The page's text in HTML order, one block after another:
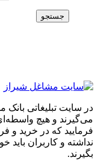
جستجو
در سایت تبلیغاتی
می‌گیرند و هیچ
فرمایید که در خرید و
نداشته و کاربران باید
بگیرند.